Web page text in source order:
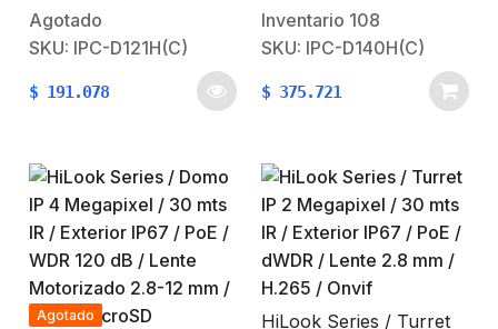
mínima: color 0.01 Lux
@ (F2.0, AGC
ON).Iluminación mínima:
B/N 0.028 Lux con
focal: 2.8 mm ( angulo
de visión 114º ).Distancia
de infrarrojo: 30 mts
Smart IR.Funciones
normales: dWDR /…
Agotado
SKU: IPC-D121H(C)
$ 191.078
mínima: color 0.028 Lux
@ (F2.0, AGC ON).Día /
ICR).Distancia focal: 2.8
infrarrojo: 30 mts Smart
IR.Funciones normales:
WDR 120dB / BLC / 3D-
DNR.Compresión:
H.265+ / H.265 /…
Inventario 108
SKU: IPC-D140H(C)
$ 375.721
Agotado
HiLook Series / Turret